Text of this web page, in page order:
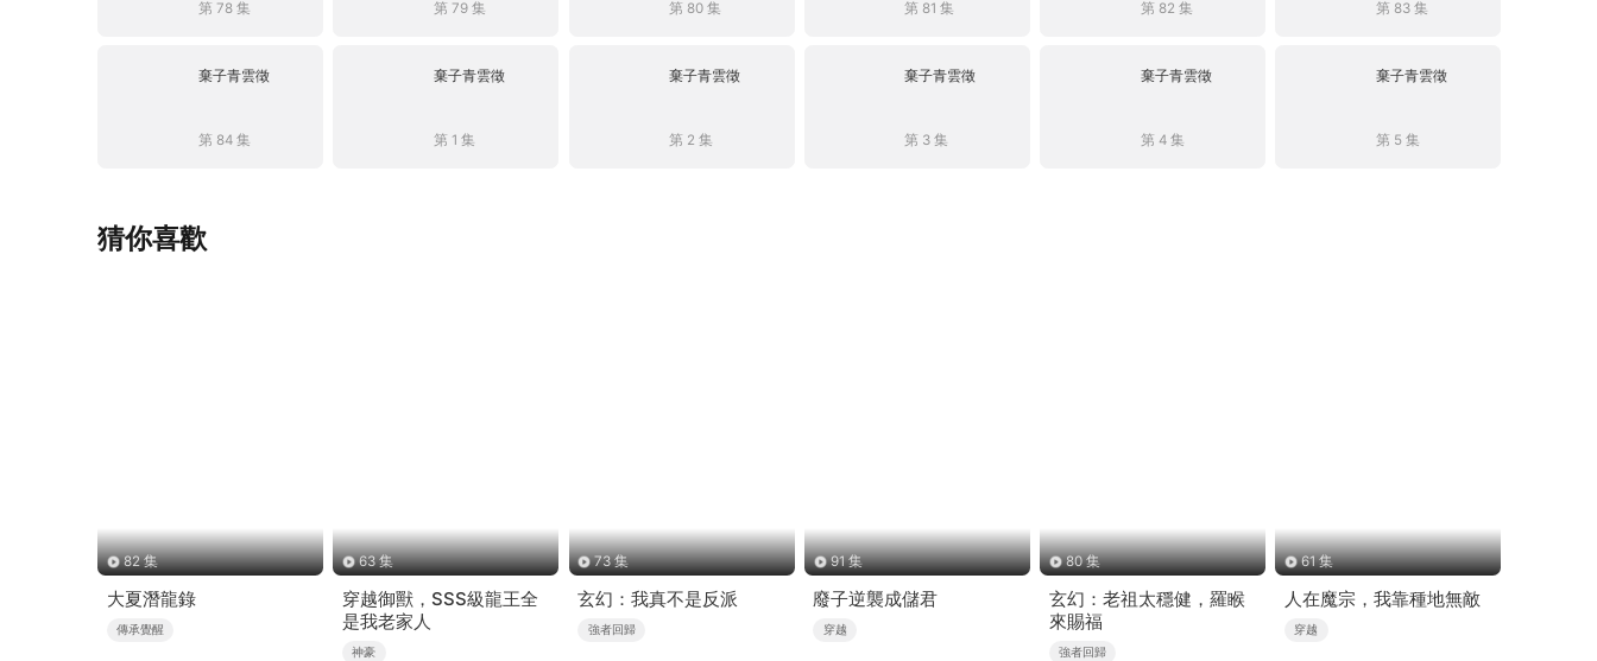
第 78 集 第 79 集 第 80 集 第 81 集 第 82 集 第 83 集
棄子青雲徵
第 84 集
棄子青雲徵
第 1 集
棄子青雲徵
第 2 集
棄子青雲徵
第 3 集
棄子青雲徵
第 4 集
棄子青雲徵
第 5 集
猜你喜歡
82 集
大夏潛龍錄
傳承覺醒
63 集
穿越御獸，SSS級龍王全
是我老家人
神豪
73 集
玄幻：我真不是反派
強者回歸
91 集
廢子逆襲成儲君
穿越
80 集
玄幻：老祖太穩健，羅睺
來賜福
強者回歸
61 集
人在魔宗，我靠種地無敵
穿越